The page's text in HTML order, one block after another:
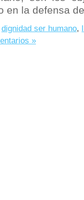
en la defensa
dignidad ser humano,
»